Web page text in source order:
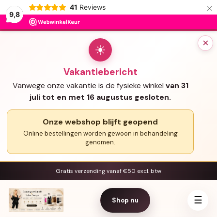
9,8
41 Reviews ×
×
☀
Vakantiebericht
Vanwege onze vakantie is de fysieke winkel van 31
juli tot en met 16 augustus gesloten.
Onze webshop blijft geopend
Online bestellingen worden gewoon in behandeling
genomen.
Gratis verzending vanaf €50 excl. btw
Shop nu ☰